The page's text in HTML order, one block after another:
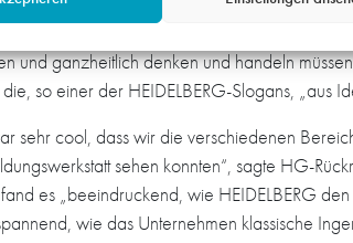
und Studierenden bei Heidelberg von
und ganzheitlich denken und handeln
so einer der HEIDELBERG-Slogans, „aus
sehr cool, dass wir die verschiedenen
sehen konnten“, sagte HG-
es „beeindruckend, wie HEIDELBERG
wie das Unternehmen klassische